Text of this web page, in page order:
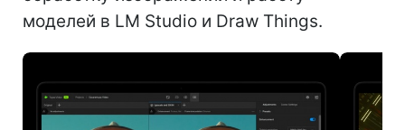
моделей в LM Studio и Draw Things.